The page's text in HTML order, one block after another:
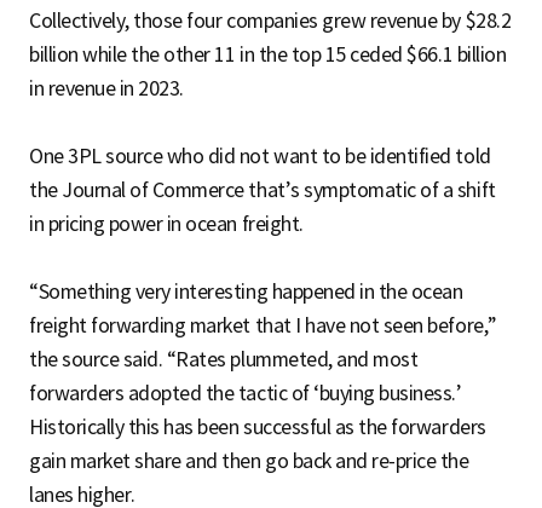
Collectively, those four companies grew revenue by $28.2
billion while the other 11 in the top 15 ceded $66.1 billion
in revenue in 2023.
One 3PL source who did not want to be identified told
the Journal of Commerce that’s symptomatic of a shift
in pricing power in ocean freight.
“Something very interesting happened in the ocean
freight forwarding market that I have not seen before,”
the source said. “Rates plummeted, and most
forwarders adopted the tactic of ‘buying business.’
Historically this has been successful as the forwarders
gain market share and then go back and re-price the
lanes higher.